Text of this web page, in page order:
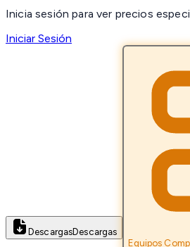
Inicia sesión para ver precios
Iniciar Sesión
DescargasDescargas
Equipos